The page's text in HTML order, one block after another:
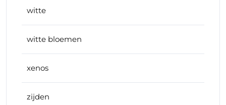
witte
witte bloemen
xenos
zijden